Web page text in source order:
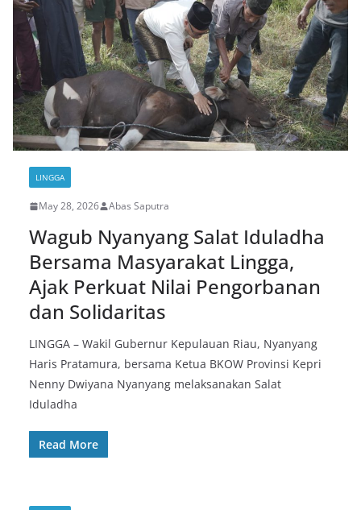
LINGGA
May 28, 2026 Abas Saputra
Wagub Nyanyang Salat Iduladha
Bersama Masyarakat Lingga,
Ajak Perkuat Nilai Pengorbanan
dan Solidaritas
LINGGA – Wakil Gubernur Kepulauan Riau, Nyanyang
Haris Pratamura, bersama Ketua BKOW Provinsi Kepri
Nenny Dwiyana Nyanyang melaksanakan Salat
Iduladha
Read More